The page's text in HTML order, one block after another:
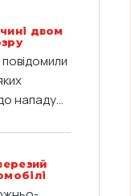
двом
нападу...